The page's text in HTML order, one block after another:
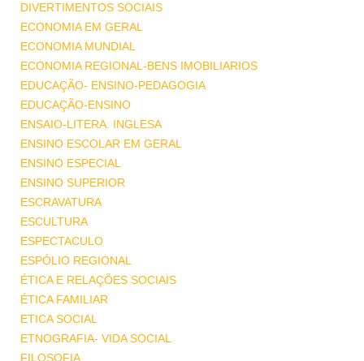
DIVERTIMENTOS SOCIAIS
ECONOMIA EM GERAL
ECONOMIA MUNDIAL
ECONOMIA REGIONAL-BENS IMOBILIARIOS
EDUCAÇÃO- ENSINO-PEDAGOGIA
EDUCAÇÃO-ENSINO
ENSAIO-LITERA. INGLESA
ENSINO ESCOLAR EM GERAL
ENSINO ESPECIAL
ENSINO SUPERIOR
ESCRAVATURA
ESCULTURA
ESPECTACULO
ESPÓLIO REGIONAL
ÉTICA E RELAÇÕES SOCIAIS
ÉTICA FAMILIAR
ETICA SOCIAL
ETNOGRAFIA- VIDA SOCIAL
FILOSOFIA